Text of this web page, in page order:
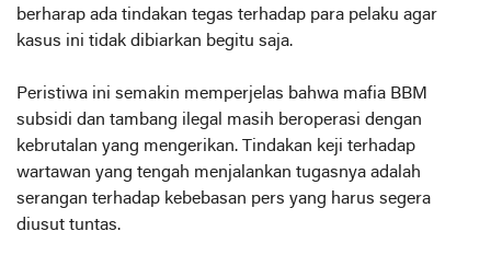
berharap ada tindakan tegas terhadap para pelaku agar
kasus ini tidak dibiarkan begitu saja.
Peristiwa ini semakin memperjelas bahwa mafia BBM
subsidi dan tambang ilegal masih beroperasi dengan
kebrutalan yang mengerikan. Tindakan keji terhadap
wartawan yang tengah menjalankan tugasnya adalah
serangan terhadap kebebasan pers yang harus segera
diusut tuntas.